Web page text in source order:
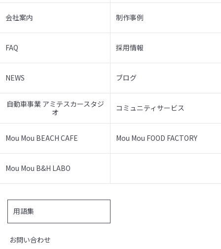
会社案内 制作事例
FAQ 採用情報
NEWS ブログ
自動車事業 アミテスカースタジ
オ
コミュニティサービス
Mou Mou BEACH CAFE Mou Mou FOOD FACTORY
Mou Mou B&H LABO
用語集
お問い合わせ